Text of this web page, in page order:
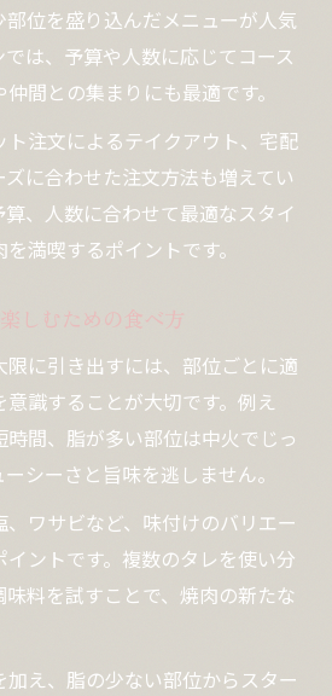
位を盛り込んだメニューが人気
は、予算や人数に応じてコース
間との集まりにも最適です。
ト注文によるテイクアウト、宅配
に合わせた注文方法も増えてい
、人数に合わせて最適なスタイ
満喫するポイントです。
しむための食べ方
に引き出すには、部位ごとに適
意識することが大切です。例え
間、脂が多い部位は中火でじっ
シーさと旨味を逃しません。
ワサビなど、味付けのバリエー
ントです。複数のタレを使い分
料を試すことで、焼肉の新たな
え、脂の少ない部位からスター